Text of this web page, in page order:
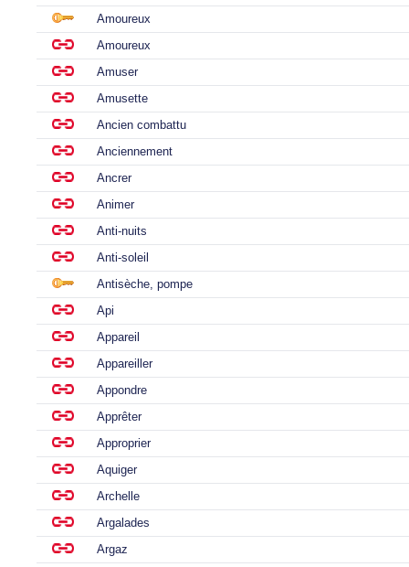
Amoureux
Amoureux
Amuser
Amusette
Ancien combattu
Anciennement
Ancrer
Animer
Anti-nuits
Anti-soleil
Antisèche, pompe
Api
Appareil
Appareiller
Appondre
Apprêter
Approprier
Aquiger
Archelle
Argalades
Argaz